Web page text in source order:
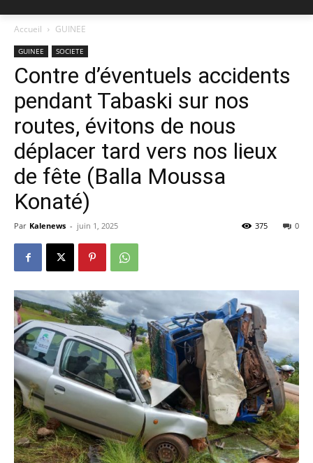
Accueil GUINEE
GUINEE SOCIETE
Contre d’éventuels accidents
pendant Tabaski sur nos
routes, évitons de nous
déplacer tard vers nos lieux
de fête (Balla Moussa
Konaté)
Par Kalenews - juin 1, 2025 0
375